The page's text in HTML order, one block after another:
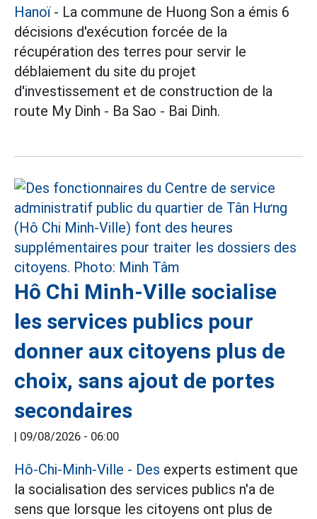
Hanoï- La commune de Huong Son a émis 6
décisions d'exécution forcée de la
récupération des terres pour servir le
déblaiement du site du projet
d'investissement et de construction de la
route My Dinh - Ba Sao - Bai Dinh.
Hô Chi Minh-Ville socialise
les services publics pour
donner aux citoyens plus de
choix, sans ajout de portes
secondaires
| 09/08/2026 - 06:00
Hô-Chi-Minh-Ville - Des experts estiment que
la socialisation des services publics n'a de
sens que lorsque les citoyens ont plus de